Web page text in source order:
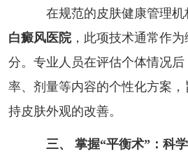
在规范的皮肤健康管理机
白癜风医院，此项技术通常作
分。专业人员在评估个体情况
率、剂量等内容的个性化方案
持皮肤外观的改善。
三、 掌握“平衡术”：科